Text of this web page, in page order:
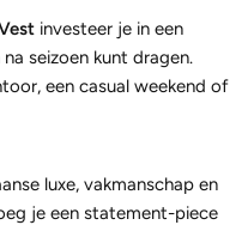
investeer je in een
seizoen kunt dragen.
een casual weekend of
luxe, vakmanschap en
je een statement-piece